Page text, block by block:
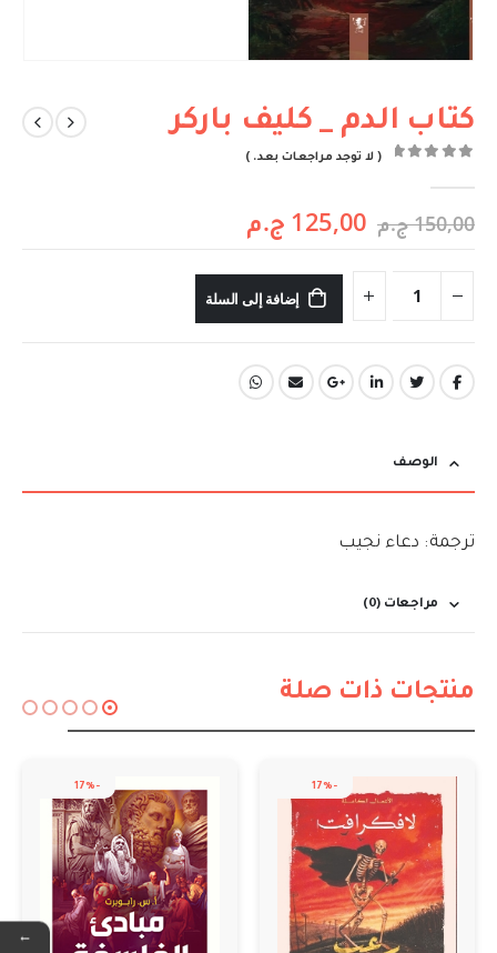
كتاب الدم _ كليف باركر
( لا توجد مراجعات بعد. )
150,00 ج.م 125,00 ج.م
إضافة إلى السلة
الوصف
ترجمة: دعاء نجيب
مراجعات (0)
منتجات ذات صلة
←